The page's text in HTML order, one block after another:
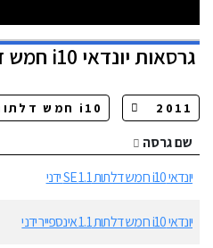
גרסאותיונדאי i10 חמש דלתות
שם גרסה
יונדאי i10 חמש דלתות 1.1 SE ידני
יונדאי i10 חמש דלתות 1.1 אינספייר ידני